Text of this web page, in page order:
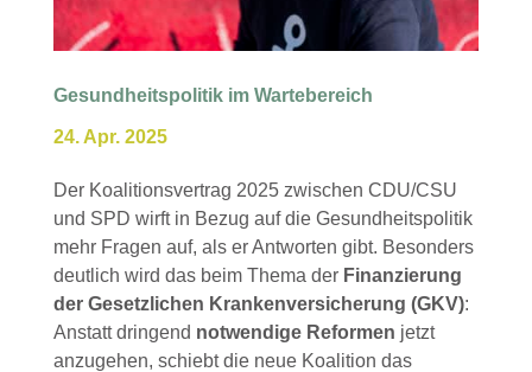
Gesundheitspolitik im Wartebereich
24. Apr. 2025
Der Koalitionsvertrag 2025 zwischen CDU/CSU
und SPD wirft in Bezug auf die Gesundheitspolitik
mehr Fragen auf, als er Antworten gibt. Besonders
deutlich wird das beim Thema der Finanzierung
der Gesetzlichen Krankenversicherung (GKV):
Anstatt dringend notwendige Reformen jetzt
anzugehen, schiebt die neue Koalition das